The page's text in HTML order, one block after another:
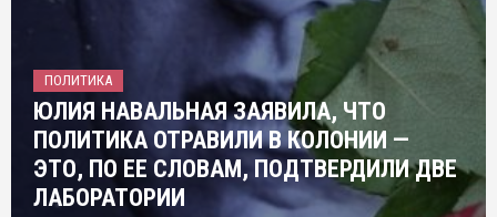
ПОЛИТИКА
ЮЛИЯ НАВАЛЬНАЯ ЗАЯВИЛА, ЧТО
ПОЛИТИКА ОТРАВИЛИ В КОЛОНИИ —
ЭТО, ПО ЕЕ СЛОВАМ, ПОДТВЕРДИЛИ ДВЕ
ЛАБОРАТОРИИ